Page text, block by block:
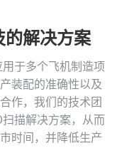
的解决方案
于多个飞机制造项
装配的准确性以及
作，我们的技术团
描解决方案，从而
时间，并降低生产